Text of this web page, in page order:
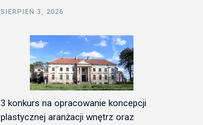
SIERPIEŃ 3, 2026
3 konkurs na opracowanie koncepcji
plastycznej aranżacji wnętrz oraz